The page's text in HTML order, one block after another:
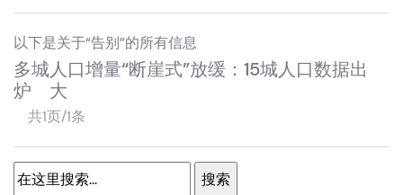
以下是关于“告别”的所有信息
多城人口增量“断崖式”放缓：15城人口数据出
炉 大
共1页/1条